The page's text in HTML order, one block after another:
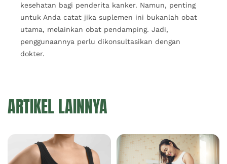
kesehatan bagi penderita kanker. Namun, penting
untuk Anda catat jika suplemen ini bukanlah obat
utama, melainkan obat pendamping. Jadi,
penggunaannya perlu dikonsultasikan dengan
dokter.
ARTIKEL LAINNYA